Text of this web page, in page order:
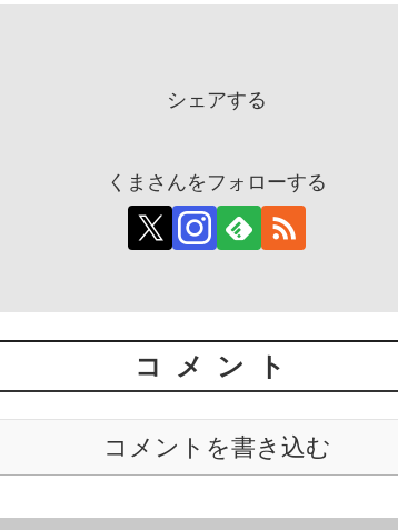
シェアする
くまさんをフォローする
コメント
コメントを書き込む